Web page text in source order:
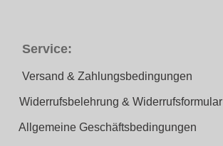
Service:
Versand & Zahlungsbedingungen
Widerrufsbelehrung & Widerrufsformular
Allgemeine Geschäftsbedingungen